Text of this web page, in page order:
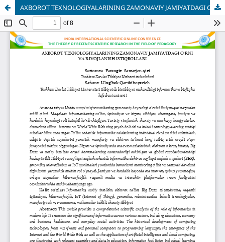
AXBOROT TEXNOLOGIYALARINING ZAMONAVIY JAMIYATDAGI O‘RNI VA RIVOJLANISH ISTIQBOLLARI